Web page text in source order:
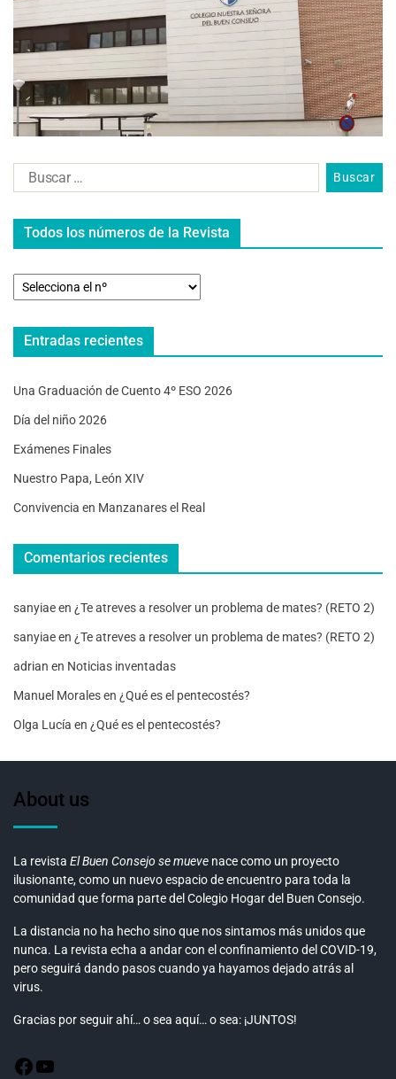
Todos los números de la Revista
Entradas recientes
Una Graduación de Cuento 4º ESO 2026
Día del niño 2026
Exámenes Finales
Nuestro Papa, León XIV
Convivencia en Manzanares el Real
Comentarios recientes
sanyiaeen ¿Te atreves a resolver un problema de mates? (RETO 2)
sanyiaeen ¿Te atreves a resolver un problema de mates? (RETO 2)
adrian en Noticias inventadas
Manuel Moralesen ¿Qué es el pentecostés?
Olga Lucía en ¿Qué es el pentecostés?
About us
La revista El Buen Consejo se mueve nace como un proyecto
ilusionante, como un nuevo espacio de encuentro para toda la
comunidad que forma parte del Colegio Hogar del Buen Consejo.
La distancia no ha hecho sino que nos sintamos más unidos que
nunca. La revista echa a andar con el confinamiento del COVID-19,
pero seguirá dando pasos cuando ya hayamos dejado atrás al
virus.
Gracias por seguir ahí… o sea aquí… o sea: ¡JUNTOS!